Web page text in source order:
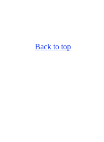
Back to top